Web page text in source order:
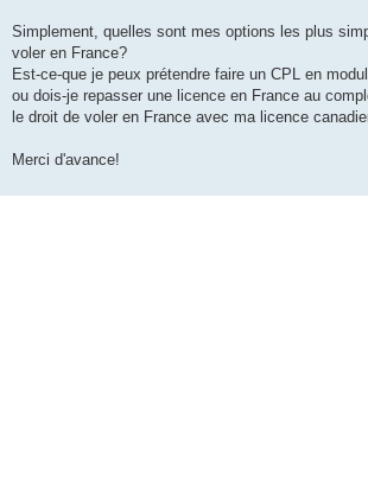
Simplement, quelles sont mes options les plus
voler en France?
Est-ce-que je peux prétendre faire un CPL en
ou dois-je repasser une licence en France au
le droit de voler en France avec ma licence
Merci d'avance!